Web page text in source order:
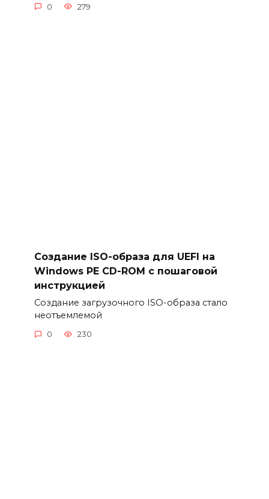
0 279
Создание ISO-образа для UEFI на
Windows PE CD-ROM с пошаговой
инструкцией
Создание загрузочного ISO-образа стало
неотъемлемой
0 230